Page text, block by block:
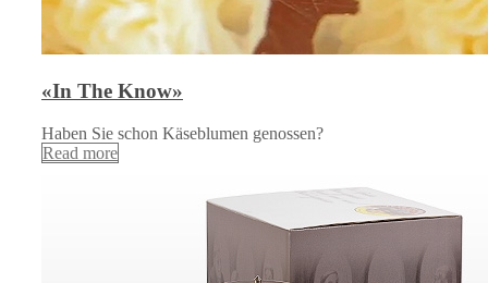
«In The Know»
Haben Sie schon Käseblumen genossen?
Read more